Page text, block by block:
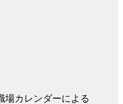
場カレンダーによる